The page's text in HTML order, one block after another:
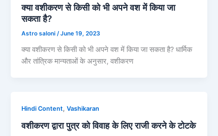
क्या वशीकरण से किसी को भी अपने वश में किया जा
सकता है?
Astro saloni/June 19, 2023
क्या वशीकरण से किसी को भी अपने वश में किया जा सकता है? धार्मिक
और तांत्रिक मान्यताओं के अनुसार, वशीकरण
Hindi Content,Vashikaran
वशीकरण द्वारा पुत्र को विवाह के लिए राजी करने के टोटके